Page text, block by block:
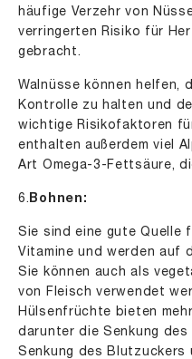
häufige Verzehr von
verringerten Risiko für
gebracht.
Walnüsse können helfen,
Kontrolle zu halten und
wichtige Risikofaktoren
enthalten außerdem viel
Art Omega-3-Fettsäure,
6.Bohnen:
Sie sind eine gute
Vitamine und werden auf
Sie können auch als
von Fleisch verwendet
Hülsenfrüchte bieten
darunter die Senkung
Senkung des Blutzuckers